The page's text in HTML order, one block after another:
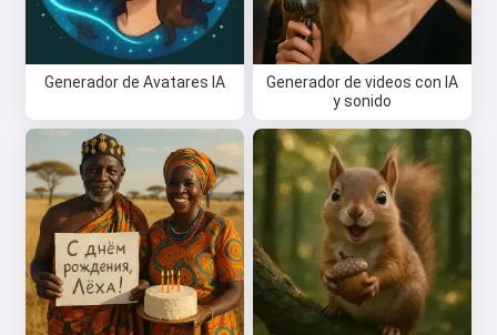
Generador de Avatares IA
Generador de videos con IA
y sonido